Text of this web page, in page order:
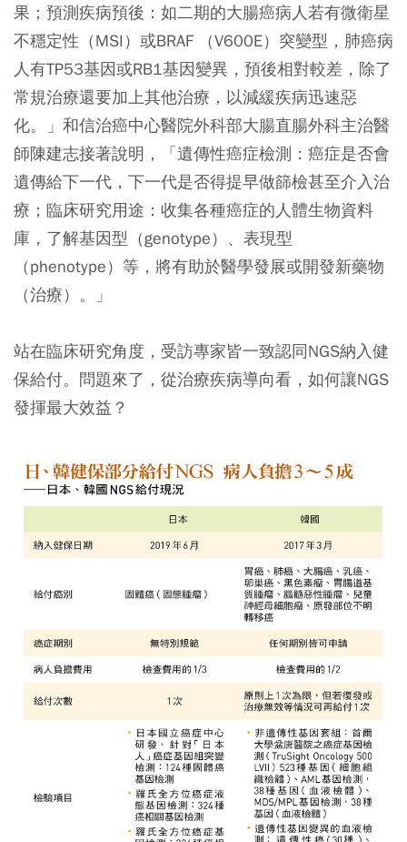
果；預測疾病預後：如二期的大腸癌病人若有微衛星
不穩定性（MSI）或BRAF （V600E）突變型，肺癌病
人有TP53基因或RB1基因變異，預後相對較差，除了
常規治療還要加上其他治療，以減緩疾病迅速惡
化。」和信治癌中心醫院外科部大腸直腸外科主治醫
師陳建志接著說明，「遺傳性癌症檢測：癌症是否會
遺傳給下一代，下一代是否得提早做篩檢甚至介入治
療；臨床研究用途：收集各種癌症的人體生物資料
庫，了解基因型（genotype）、表現型
（phenotype）等，將有助於醫學發展或開發新藥物
（治療）。」
站在臨床研究角度，受訪專家皆一致認同NGS納入健
保給付。問題來了，從治療疾病導向看，如何讓NGS
發揮最大效益？